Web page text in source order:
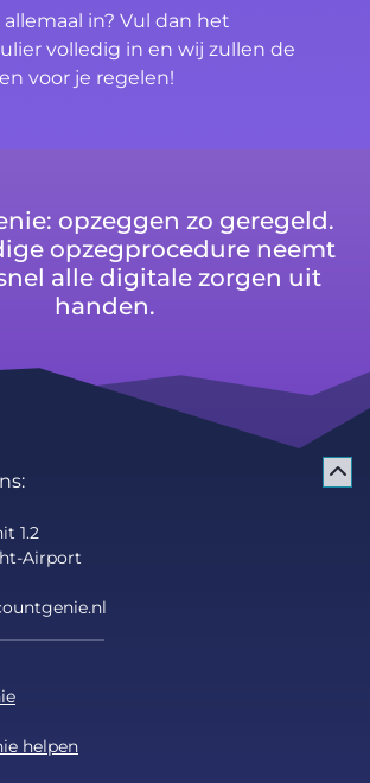
allemaal in? Vul dan het
volledig in en wij zullen de
voor je regelen!
opzeggen zo geregeld.
opzegprocedure neemt
alle digitale zorgen uit
handen.
1.2
Airport
helpen